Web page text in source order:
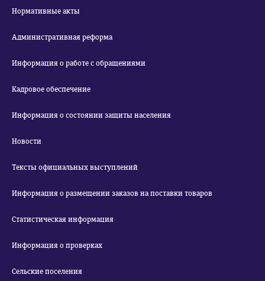
Нормативные акты
Административная реформа
Информация о работе с обращениями
Кадровое обеспечение
Информация о состоянии защиты населения
Новости
Тексты официальных выступлений
Информация о размещении заказов на поставки товаров
Статистическая информация
Информация о проверках
Сельские поселения